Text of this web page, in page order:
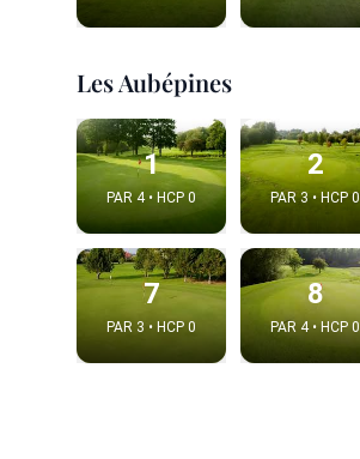
Les Aubépines
1
PAR 4 • HCP 0
2
PAR 3 • HCP 0
7
PAR 3 • HCP 0
8
PAR 4 • HCP 0